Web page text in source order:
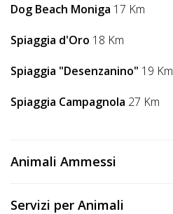
con
Noi
Inserisci
Accedi
Dog Beach Moniga 17 Km
Spiaggia d'Oro 18 Km
Spiaggia "Desenzanino" 19 Km
Spiaggia Campagnola 27 Km
Animali Ammessi
Servizi per Animali